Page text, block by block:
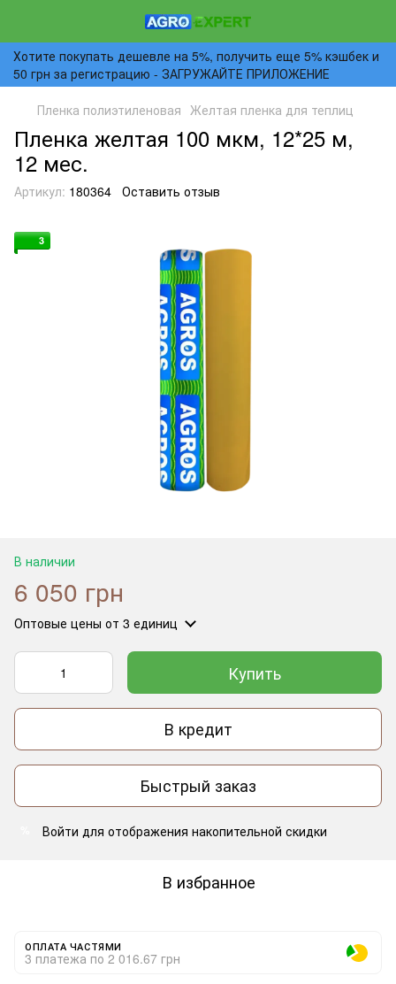
Хотите покупать дешевле на 5%, получить еще 5% кэшбек и
50 грн за регистрацию - ЗАГРУЖАЙТЕ ПРИЛОЖЕНИЕ
Пленка полиэтиленовая Желтая пленка для теплиц
Пленка желтая 100 мкм, 12*25 м,
12 мес.
Артикул: 180364 Оставить отзыв
3
В наличии
6 050 грн
Оптовые цены от 3 единиц
Купить
В кредит
Быстрый заказ
Войти для отображения накопительной скидки
В избранное
ОПЛАТА ЧАСТЯМИ
3 платежа по 2 016.67 грн